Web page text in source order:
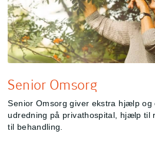
Senior Omsorg
Senior Omsorg giver ekstra hjælp
udredning på privathospital, hjælp til
til behandling.